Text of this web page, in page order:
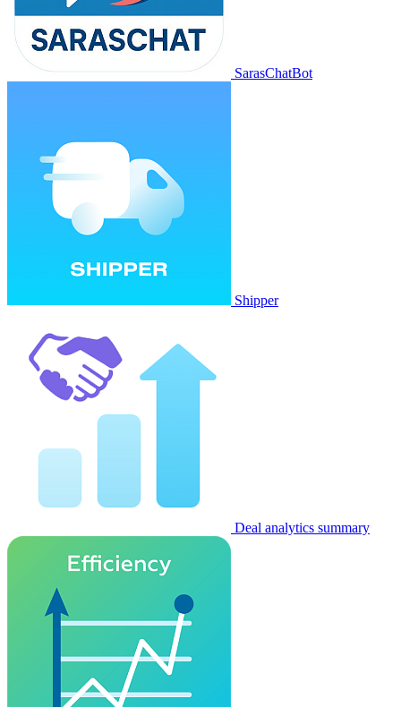
SarasChatBot
Shipper
Deal analytics summary